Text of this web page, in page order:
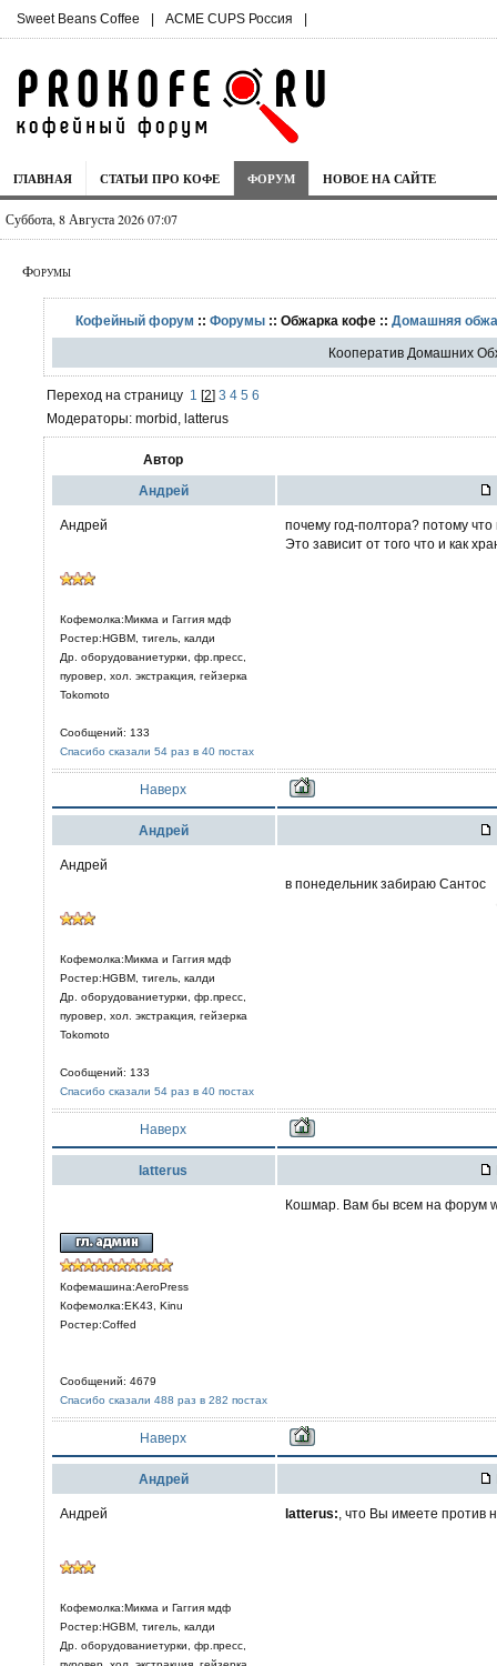
Sweet Beans Coffee | ACME CUPS Россия |
ГЛАВНАЯ СТАТЬИ ПРО КОФЕ ФОРУМ НОВОЕ НА САЙТЕ
Суббота, 8 Августа 2026 07:07
Форумы
Кофейный форум :: Форумы :: Обжарка кофе :: Домашняя
Кооператив Домашних
Переход на страницу 1 [2] 3 4 5 6
Модераторы: morbid, latterus
Автор
Aндрей
Андрей
Кофемолка:Микма и Гаггия мдф
Ростер:HGBM, тигель, калди
Др. оборудованиетурки, фр.пресс,
пуровер, хол. экстракция, гейзерка
Tokomoto
Сообщений: 133
Спасибо сказали 54 раз в 40 постах
почему год-полтора? потому
Это зависит от того что и как
Наверх
Aндрей
Андрей
Кофемолка:Микма и Гаггия мдф
Ростер:HGBM, тигель, калди
Др. оборудованиетурки, фр.пресс,
пуровер, хол. экстракция, гейзерка
Tokomoto
Сообщений: 133
Спасибо сказали 54 раз в 40 постах
в понедельник забираю Сантос
Наверх
latterus
Кофемашина:AeroPress
Кофемолка:EK43, Kinu
Ростер:Coffed
Сообщений: 4679
Спасибо сказали 488 раз в 282 постах
Кошмар. Вам бы всем на форум
Наверх
Aндрей
Андрей
Кофемолка:Микма и Гаггия мдф
Ростер:HGBM, тигель, калди
Др. оборудованиетурки, фр.пресс,
latterus: , что Вы имеете